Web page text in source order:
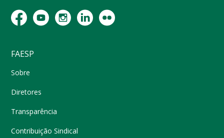
FAESP
Sobre
Diretores
Transparência
Contribuição Sindical